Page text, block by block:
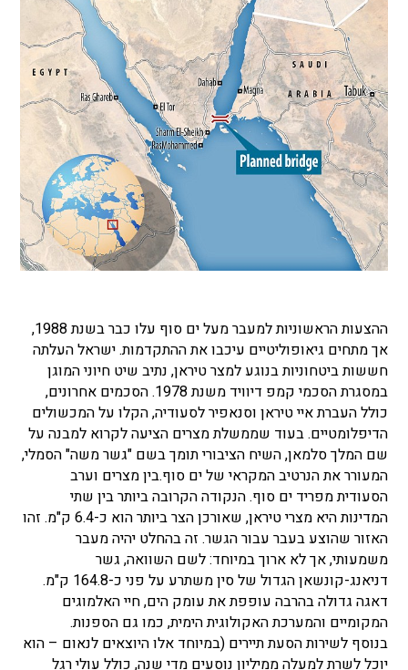
ההצעות הראשוניות למעבר מעל ים סוף עלו כבר בשנת 1988,
אך מתחים גיאופוליטיים עיכבו את ההתקדמות. ישראל העלתה
חששות ביטחוניות בנוגע למצר טיראן, נתיב שיט חיוני המוגן
במסגרת הסכמי קמפ דיוויד משנת 1978. הסכמים אחרונים,
כולל העברת איי טיראן וסנאפיר לסעודיה, הקלו על המכשולים
הדיפלומטיים. בעוד שממשלת מצרים הציעה לקרוא למבנה על
שם המלך סלמאן, השיח הציבורי תומך בשם "גשר משה" הסמלי,
המעורר את הנרטיב המקראי של ים סוף.בין מצרים וערב
הסעודית מפריד ים סוף. הנקודה הקרובה ביותר בין שתי
המדינות היא מצרי טיראן, שאורכן הצר ביותר הוא כ-6.4 ק"מ. זהו
האזור שהוצע בעבר עבור הגשר. זה בהחלט יהיה מעבר
משמעותי, אך לא ארוך במיוחד: לשם השוואה, גשר
דניאנג-קונשאן הגדול של סין משתרע על פני כ-164.8 ק"מ.
דאגה גדולה בהרבה עופפת את עומק הים, חיי האלמוגים
המקומיים והמערכת האקולוגית הימית, כמו גם הספנות.
בנוסף לשירות הסעת תיירים (במיוחד אלו היוצאים לנאום – הוא
יוכל לשרת למעלה ממיליון נוסעים מדי שנה, כולל עולי רגל